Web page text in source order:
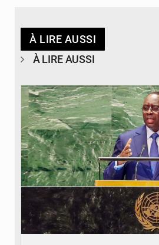
À LIRE AUSSI
À LIRE AUSSI
© DAOU